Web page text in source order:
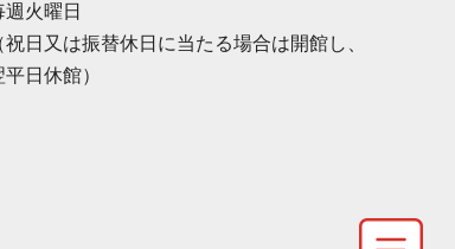
週火曜日
祝日又は振替休日に当たる場合は開館し、
平日休館）